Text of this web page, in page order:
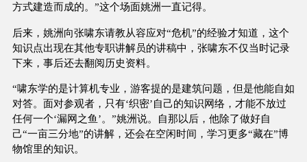
方式建造而成的。”这个场面姚洲一直记得。
后来，姚洲向张啸东请教从容应对“危机”的经验才知道，这个
知识点出现在其他专职讲解员的讲稿中，张啸东不仅当时记录
下来，事后还去翻阅历史资料。
“啸东学的是计算机专业，游客提的是建筑问题，但是他能自如
对答。面对参观者，只有‘织密’自己的知识网络，才能不放过
任何一个‘漏网之鱼’。”姚洲说。自那以后，他除了做好自
己“一亩三分地”的讲解，还会在空闲时间，学习更多“藏在”博
物馆里的知识。